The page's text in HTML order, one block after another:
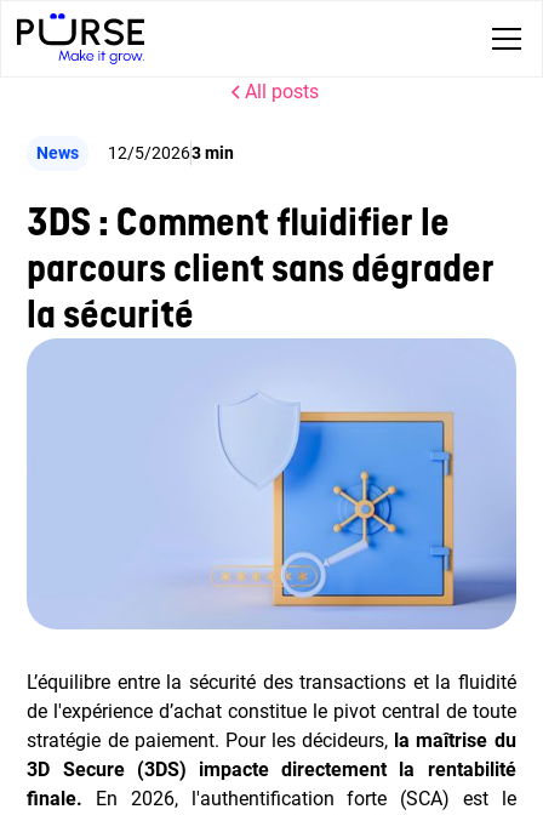
All posts
News 12/5/20263 min
3DS : Comment fluidifier le
parcours client sans dégrader
la sécurité
L’équilibre entre la sécurité des transactions et la fluidité
de l'expérience d’achat constitue le pivot central de toute
stratégie de paiement. Pour les décideurs, la maîtrise du
3D Secure (3DS) impacte directement la rentabilité
finale. En 2026, l'authentification forte (SCA) est le